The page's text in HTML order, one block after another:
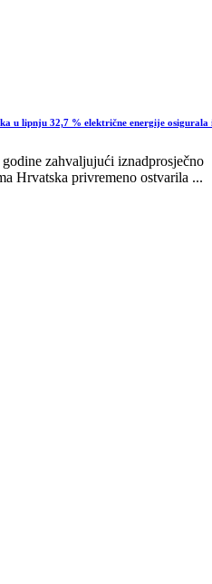
u lipnju 32,7 % električne energije osigurala
zahvaljujući iznadprosječno
Hrvatska privremeno ostvarila ...